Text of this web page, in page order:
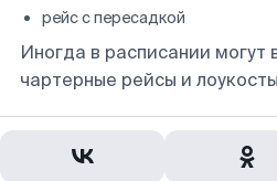
рейс с пересадкой
Иногда в расписании могут
чартерные рейсы и